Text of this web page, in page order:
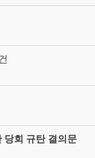
당회 규탄 결의문